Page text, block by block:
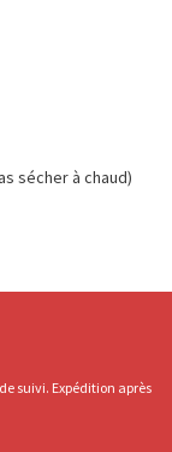
sécher à chaud)
suivi. Expédition après